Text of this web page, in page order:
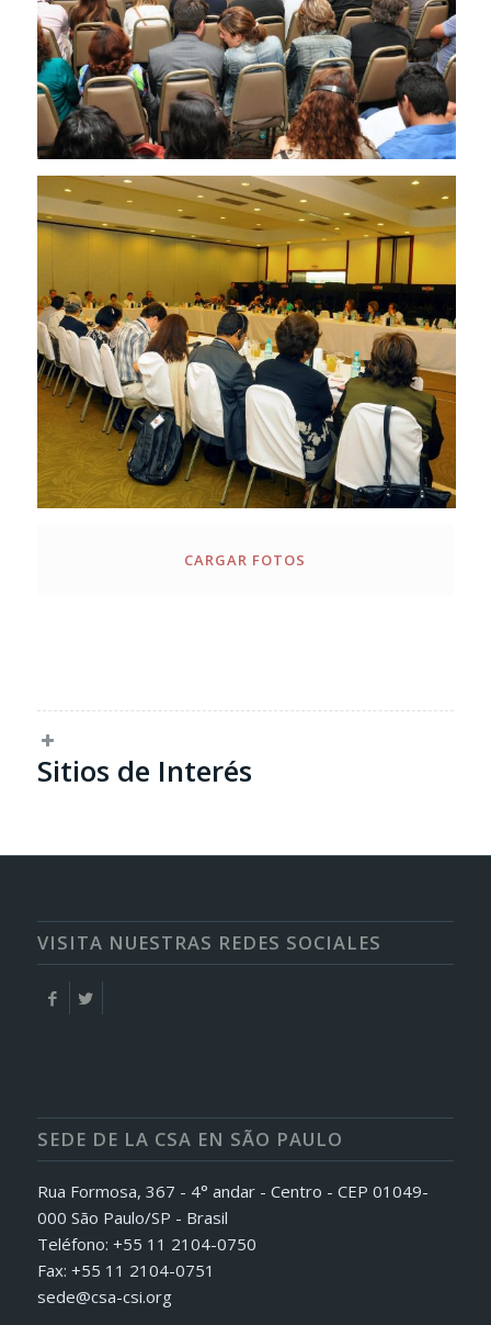
CARGAR FOTOS
Sitios de Interés
VISITA NUESTRAS REDES SOCIALES
SEDE DE LA CSA EN SÃO PAULO
Rua Formosa, 367 - 4° andar - Centro - CEP 01049-
000 São Paulo/SP - Brasil
Teléfono: +55 11 2104-0750
Fax: +55 11 2104-0751
sede@csa-csi.org